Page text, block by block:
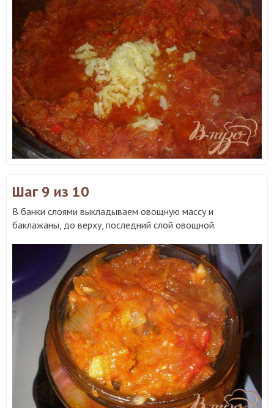
Шаг 9 из 10
В банки слоями выкладываем овощную массу и
баклажаны, до верху, последний слой овощной.